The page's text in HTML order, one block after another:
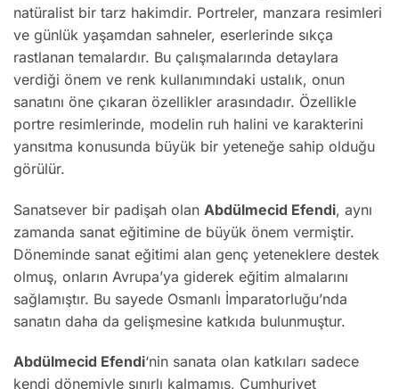
natüralist bir tarz hakimdir. Portreler, manzara resimleri
ve günlük yaşamdan sahneler, eserlerinde sıkça
rastlanan temalardır. Bu çalışmalarında detaylara
verdiği önem ve renk kullanımındaki ustalık, onun
sanatını öne çıkaran özellikler arasındadır. Özellikle
portre resimlerinde, modelin ruh halini ve karakterini
yansıtma konusunda büyük bir yeteneğe sahip olduğu
görülür.
Sanatsever bir padişah olan Abdülmecid Efendi, aynı
zamanda sanat eğitimine de büyük önem vermiştir.
Döneminde sanat eğitimi alan genç yeteneklere destek
olmuş, onların Avrupa’ya giderek eğitim almalarını
sağlamıştır. Bu sayede Osmanlı İmparatorluğu’nda
sanatın daha da gelişmesine katkıda bulunmuştur.
Abdülmecid Efendi‘nin sanata olan katkıları sadece
kendi dönemiyle sınırlı kalmamış, Cumhuriyet